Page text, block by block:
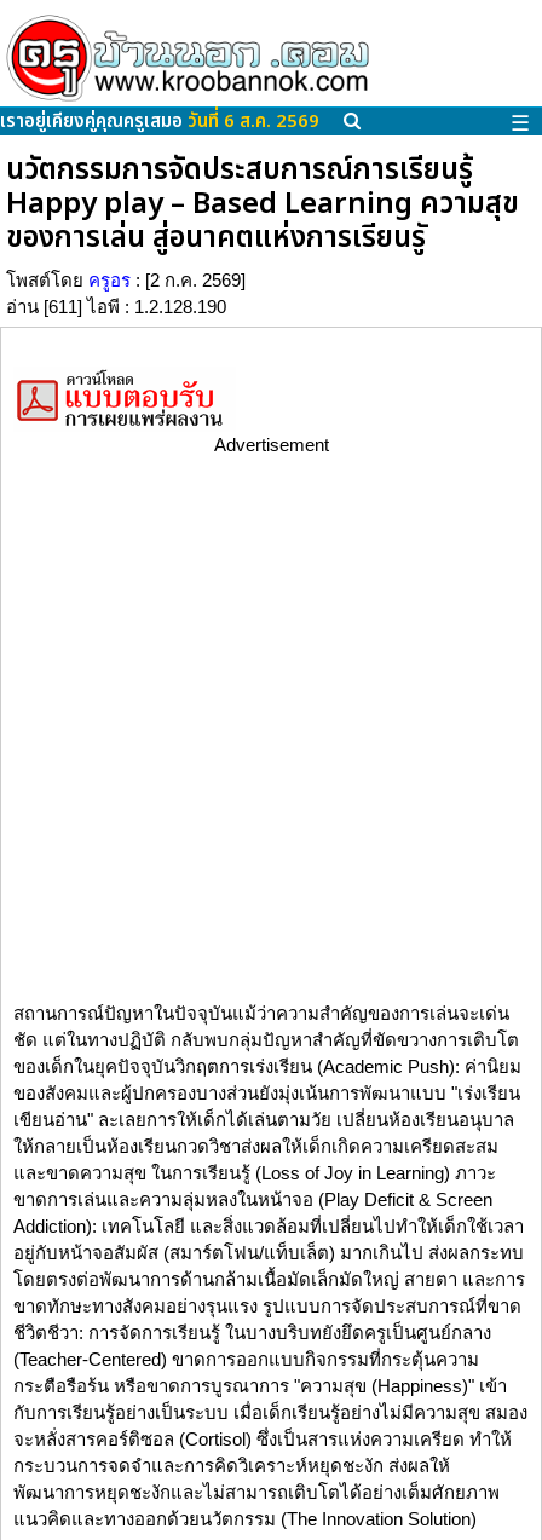
เราอยู่เคียงคู่คุณครูเสมอ วันที่ 6 ส.ค. 2569 ☰
นวัตกรรมการจัดประสบการณ์การเรียนรู้
Happy play – Based Learning ความสุข
ของการเล่น สู่อนาคตแห่งการเรียนรูั
โพสต์โดย ครูอร : [2 ก.ค. 2569]
อ่าน [611] ไอพี : 1.2.128.190
Advertisement
สถานการณ์ปัญหาในปัจจุบันแม้ว่าความสำคัญของการเล่นจะเด่น
ชัด แต่ในทางปฏิบัติ กลับพบกลุ่มปัญหาสำคัญที่ขัดขวางการเติบโต
ของเด็กในยุคปัจจุบันวิกฤตการเร่งเรียน (Academic Push): ค่านิยม
ของสังคมและผู้ปกครองบางส่วนยังมุ่งเน้นการพัฒนาแบบ "เร่งเรียน
เขียนอ่าน" ละเลยการให้เด็กได้เล่นตามวัย เปลี่ยนห้องเรียนอนุบาล
ให้กลายเป็นห้องเรียนกวดวิชาส่งผลให้เด็กเกิดความเครียดสะสม
และขาดความสุข ในการเรียนรู้ (Loss of Joy in Learning) ภาวะ
ขาดการเล่นและความลุ่มหลงในหน้าจอ (Play Deficit & Screen
Addiction): เทคโนโลยี และสิ่งแวดล้อมที่เปลี่ยนไปทำให้เด็กใช้เวลา
อยู่กับหน้าจอสัมผัส (สมาร์ตโฟน/แท็บเล็ต) มากเกินไป ส่งผลกระทบ
โดยตรงต่อพัฒนาการด้านกล้ามเนื้อมัดเล็กมัดใหญ่ สายตา และการ
ขาดทักษะทางสังคมอย่างรุนแรง รูปแบบการจัดประสบการณ์ที่ขาด
ชีวิตชีวา: การจัดการเรียนรู้ ในบางบริบทยังยึดครูเป็นศูนย์กลาง
(Teacher-Centered) ขาดการออกแบบกิจกรรมที่กระตุ้นความ
กระตือรือร้น หรือขาดการบูรณาการ "ความสุข (Happiness)" เข้า
กับการเรียนรู้อย่างเป็นระบบ เมื่อเด็กเรียนรู้อย่างไม่มีความสุข สมอง
จะหลั่งสารคอร์ติซอล (Cortisol) ซึ่งเป็นสารแห่งความเครียด ทำให้
กระบวนการจดจำและการคิดวิเคราะห์หยุดชะงัก ส่งผลให้
พัฒนาการหยุดชะงักและไม่สามารถเติบโตได้อย่างเต็มศักยภาพ
แนวคิดและทางออกด้วยนวัตกรรม (The Innovation Solution)